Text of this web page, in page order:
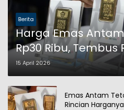
Berita
Harga Emas
Rp30 Ribu, Tembus
per Gram
15 April 2026
Emas Antam
Rincian Harganya